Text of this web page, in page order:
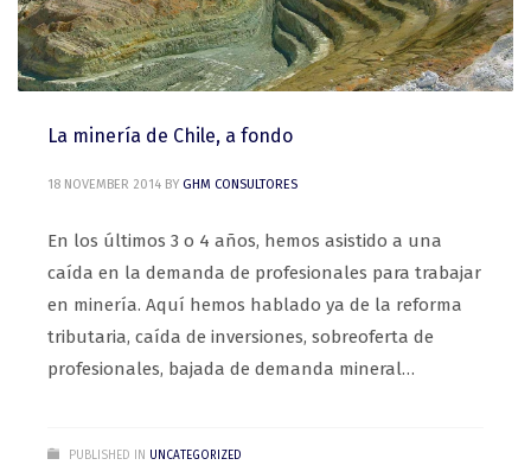
La minería de Chile, a fondo
18 NOVEMBER 2014 BY GHM CONSULTORES
En los últimos 3 o 4 años, hemos asistido a una
caída en la demanda de profesionales para trabajar
en minería. Aquí hemos hablado ya de la reforma
tributaria, caída de inversiones, sobreoferta de
profesionales, bajada de demanda mineral…
PUBLISHED IN UNCATEGORIZED